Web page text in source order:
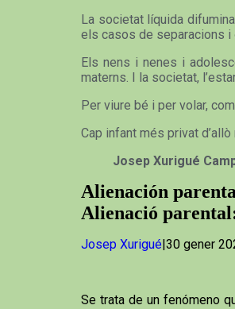
La societat líquida
els casos de separacions
Els nens i nenes i
materns. I la societat,
Per viure bé i per volar,
Cap infant més privat
Josep Xurigué
Alienación
Alienació
Josep Xurigué|30 gener
Se trata de un fenómeno